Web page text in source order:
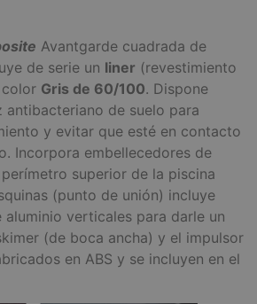
Avantgarde cuadrada de
de serie un liner (revestimiento
Gris de 60/100. Dispone
antibacteriano de suelo para
y evitar que esté en contacto
Incorpora embellecedores de
superior de la piscina
(punto de unión) incluye
verticales para darle un
(de boca ancha) y el impulsor
en ABS y se incluyen en el